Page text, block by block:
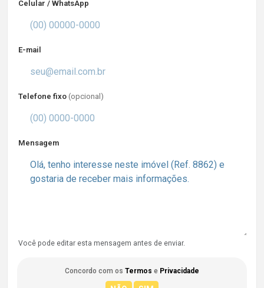
Celular / WhatsApp
E-mail
Telefone fixo (opcional)
Mensagem
Você pode editar esta mensagem antes de enviar.
Concordo com os Termos e Privacidade